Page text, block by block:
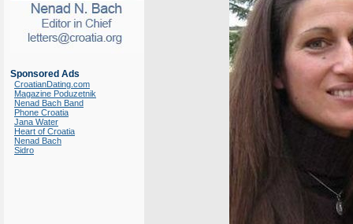
Sponsored Ads
CroatianDating.com
Magazine Poduzetnik
Nenad Bach Band
Phone Croatia
Jana Water
Heart of Croatia
Nenad Bach
Sidro